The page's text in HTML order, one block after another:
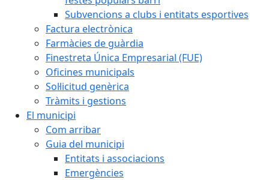
Subvencions a clubs i entitats esportives
Factura electrònica
Farmàcies de guàrdia
Finestreta Única Empresarial (FUE)
Oficines municipals
Sol·licitud genèrica
Tràmits i gestions
El municipi
Com arribar
Guia del municipi
Entitats i associacions
Emergències